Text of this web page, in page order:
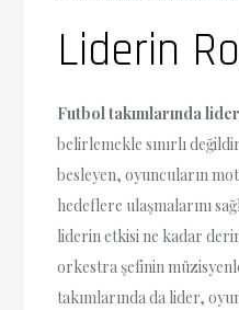
Liderin
Futbol takımlarında
belirlemekle sınırlı
besleyen, oyuncuların
hedeflere ulaşmalarını
liderin etkisi ne kadar
orkestra şefinin
takımlarında da lider,